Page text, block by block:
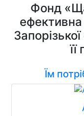
Фонд
Їм